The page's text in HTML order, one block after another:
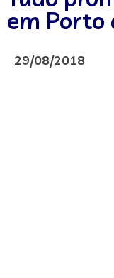
em Porto
29/08/2018